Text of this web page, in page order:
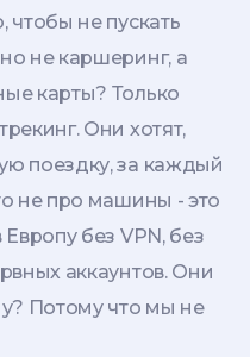
чтобы не пускать
не каршеринг, а
карты? Только
Они хотят,
поездку, за каждый
не про машины - это
без VPN, без
аккаунтов. Они
Потому что мы не